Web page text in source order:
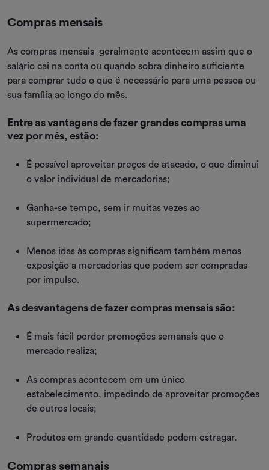
Compras mensais
As compras mensais geralmente acontecem assim que o
salário cai na conta ou quando sobra dinheiro suficiente
para comprar tudo o que é necessário para uma pessoa ou
sua família ao longo do mês.
Entre as vantagens de fazer grandes compras uma
vez por mês, estão:
É possível aproveitar preços de atacado, o que diminui
o valor individual de mercadorias;
Ganha-se tempo, sem ir muitas vezes ao
supermercado;
Menos idas às compras significam também menos
exposição a mercadorias que podem ser compradas
por impulso.
As desvantagens de fazer compras mensais são:
É mais fácil perder promoções semanais que o
mercado realiza;
As compras acontecem em um único
estabelecimento, impedindo de aproveitar promoções
de outros locais;
Produtos em grande quantidade podem estragar.
Compras semanais